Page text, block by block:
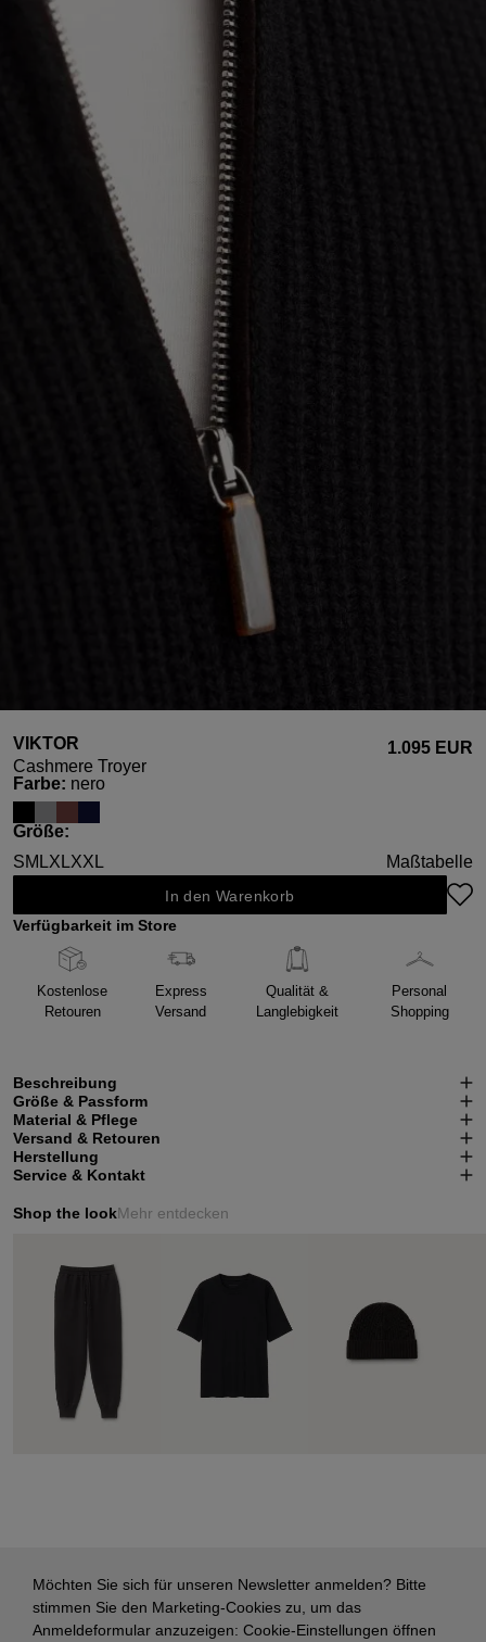
VIKTOR
Cashmere Troyer
1.095 EUR
Farbeauswählen
: nero
Größeauswählen
:
SM LXLXXL Maßtabelle
In den Warenkorb
Verfügbarkeit im Store
Kostenlose
Retouren
Express
Versand
Qualität &
Langlebigkeit
Personal
Shopping
Beschreibung
Größe & Passform
Material & Pflege
Versand & Retouren
Herstellung
Service & Kontakt
Shop the lookMehr entdecken
Möchten Sie sich für unseren Newsletter anmelden? Bitte
stimmen Sie den Marketing-Cookies zu, um das
Anmeldeformular anzuzeigen: Cookie-Einstellungen öffnen